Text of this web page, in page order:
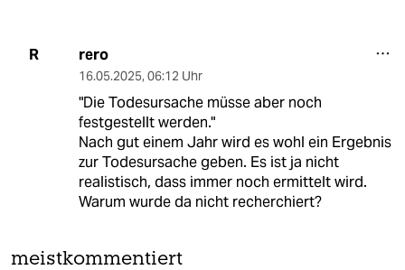
R rero
16.05.2025, 06:12 Uhr
"Die Todesursache müsse aber noch
festgestellt werden."
Nach gut einem Jahr wird es wohl ein Ergebnis
zur Todesursache geben. Es ist ja nicht
realistisch, dass immer noch ermittelt wird.
Warum wurde da nicht recherchiert?
meistkommentiert